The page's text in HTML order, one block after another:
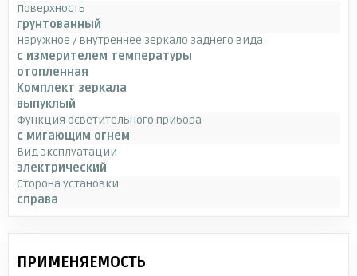
Поверхность
грунтованный
Наружное / внутреннее зеркало заднего вида
с измерителем температуры
отопленная
Комплект зеркала
выпуклый
Функция осветительного прибора
с мигающим огнем
Вид эксплуатации
электрический
Сторона установки
справа
ПРИМЕНЯЕМОСТЬ